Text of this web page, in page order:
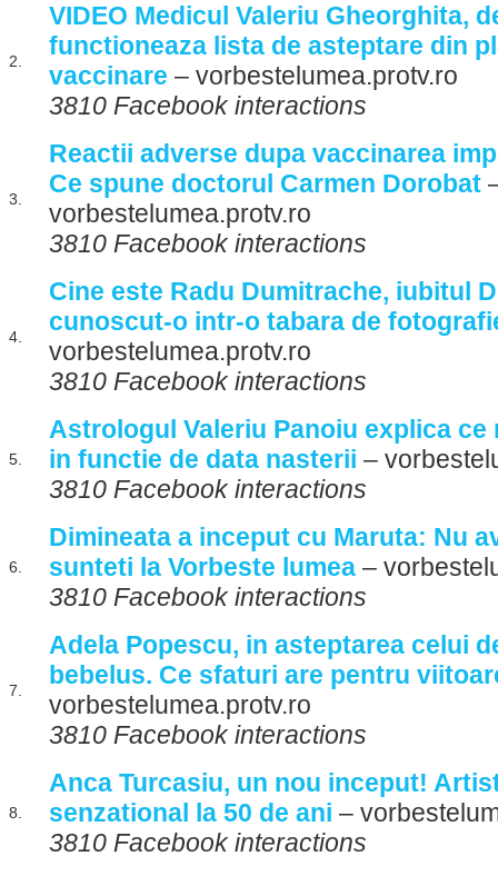
2.
VIDEO Medicul Valeriu Gheorghita,
functioneaza lista de asteptare din
vaccinare – vorbestelumea.protv.ro
3810 Facebook interactions
3.
Reactii adverse dupa vaccinarea
Ce spune doctorul Carmen Dorobat
vorbestelumea.protv.ro
3810 Facebook interactions
4.
Cine este Radu Dumitrache, iubitul
cunoscut-o intr-o tabara de
vorbestelumea.protv.ro
3810 Facebook interactions
5.
Astrologul Valeriu Panoiu explica ce
in functie de data nasterii –
3810 Facebook interactions
6.
Dimineata a inceput cu Maruta: Nu
sunteti la Vorbeste lumea –
3810 Facebook interactions
7.
Adela Popescu, in asteptarea celui
bebelus. Ce sfaturi are pentru
vorbestelumea.protv.ro
3810 Facebook interactions
8.
Anca Turcasiu, un nou inceput!
senzational la 50 de ani –
3810 Facebook interactions